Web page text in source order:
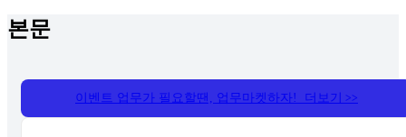
본문
이벤트 업무가 필요할땐, 업무마켓하자! 더보기 >>